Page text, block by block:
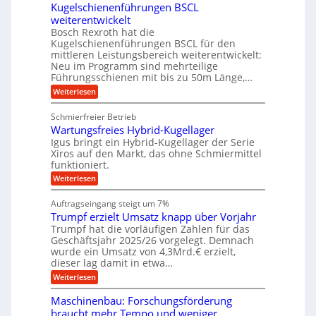
U
m
g
e
b
u
n
g
e
n
g
e
n
ä
i
s
e
u
b
b
e
w
e
g
u
n
g
e
n
A
u
t
o
m
o
t
i
v
e
n
d
M
a
s
c
h
i
e
n
b
a
u
i
t
a
l
e
r
W
e
r
k
z
e
u
g
k
r
e
i
s
a
u
f
Kugelschienenführungen BSCL
weiterentwickelt
Bosch Rexroth hat die
Kugelschienenführungen BSCL für den
mittleren Leistungsbereich weiterentwickelt:
Neu im Programm sind mehrteilige
Führungsschienen mit bis zu 50m Länge,…
Weiterlesen:
K
g
e
l
s
c
h
i
e
e
n
f
ü
h
r
u
n
g
e
n
Schmierfreier Betrieb
Wartungsfreies Hybrid-Kugellager
Igus bringt ein Hybrid-Kugellager der Serie
Xiros auf den Markt, das ohne Schmiermittel
funktioniert.
Weiterlesen:
W
r
t
u
n
g
s
f
r
e
e
Auftragseingang steigt um 7%
Trumpf erzielt Umsatz knapp über Vorjahr
Trumpf hat die vorläufigen Zahlen für das
Geschäftsjahr 2025/26 vorgelegt. Demnach
wurde ein Umsatz von 4,3Mrd.€ erzielt,
dieser lag damit in etwa…
Weiterlesen:
T
u
Maschinenbau: Forschungsförderung
braucht mehr Tempo und weniger